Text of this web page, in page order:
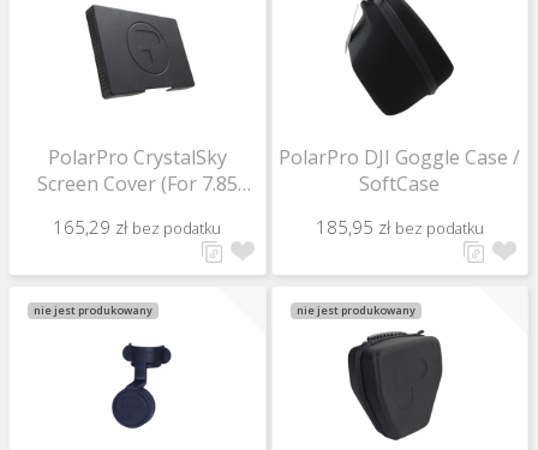
PolarPro CrystalSky
Screen Cover (For 7.85
165,29 zł bez podatku
PolarPro DJI Goggle Case /
SoftCase
185,95 zł bez podatku
nie jest produkowany nie jest produkowany